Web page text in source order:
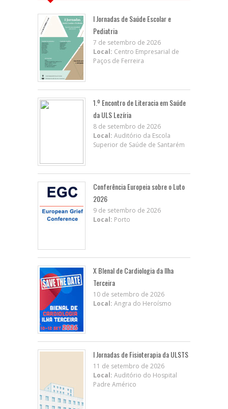
I Jornadas de Saúde Escolar e
Pediatria
7 de setembro de 2026
Local: Centro Empresarial de
Paços de Ferreira
1.º Encontro de Literacia em Saúde
da ULS Lezíria
8 de setembro de 2026
Local: Auditório da Escola
Superior de Saúde de Santarém
Conferência Europeia sobre o Luto
2026
9 de setembro de 2026
Local: Porto
X BIenal de Cardiologia da Ilha
Terceira
10 de setembro de 2026
Local: Angra do Heroísmo
I Jornadas de Fisioterapia da ULSTS
11 de setembro de 2026
Local: Auditório do Hospital
Padre Américo